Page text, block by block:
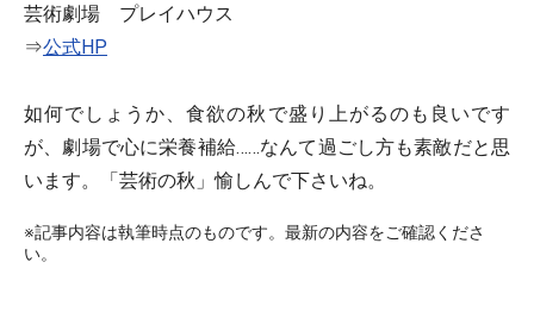
芸術劇場 プレイハウス
⇒公式HP
如何でしょうか、食欲の秋で盛り上がるのも良いです
が、劇場で心に栄養補給……なんて過ごし方も素敵だと思
います。「芸術の秋」愉しんで下さいね。
※記事内容は執筆時点のものです。最新の内容をご確認くださ
い。